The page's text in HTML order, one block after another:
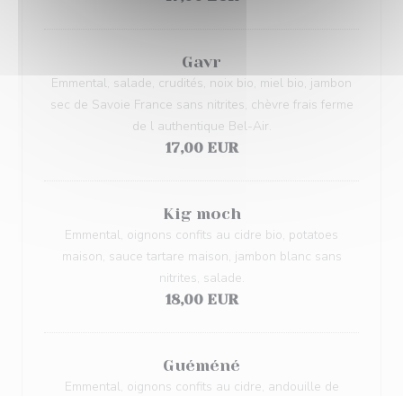
Gavr
Emmental, salade, crudités, noix bio, miel bio, jambon
sec de Savoie France sans nitrites, chèvre frais ferme
de l authentique Bel-Air.
17,00 EUR
Kig moch
Emmental, oignons confits au cidre bio, potatoes
maison, sauce tartare maison, jambon blanc sans
nitrites, salade.
18,00 EUR
Guéméné
Emmental, oignons confits au cidre, andouille de